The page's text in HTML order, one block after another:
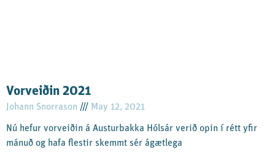
Vorveiðin 2021
Johann Snorrason May 12, 2021
Nú hefur vorveiðin á Austurbakka Hólsár verið opin í rétt yfir
mánuð og hafa flestir skemmt sér ágætlega